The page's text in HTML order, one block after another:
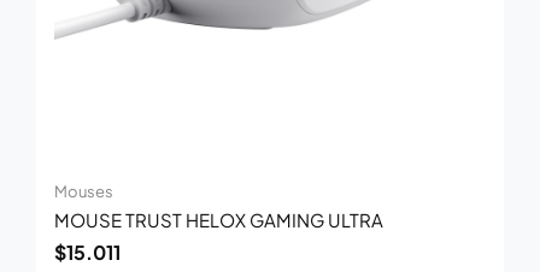
Mouses
MOUSE TRUST HELOX GAMING ULTRA
$15.011